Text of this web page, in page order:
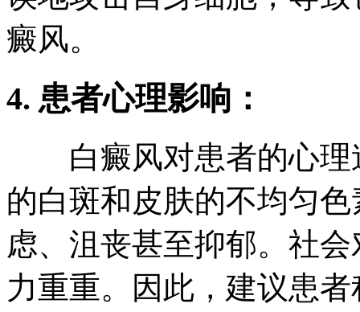
癜风。
4. 患者心理影响：
白癜风对患者的心理
的白斑和皮肤的不均匀
虑、沮丧甚至抑郁。社
力重重。因此，建议患